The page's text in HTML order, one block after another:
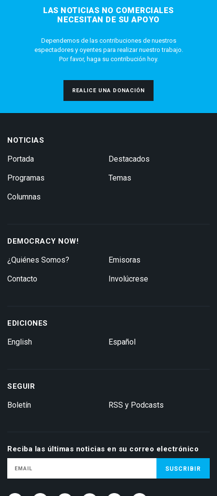
LAS NOTICIAS NO COMERCIALES
NECESITAN DE SU APOYO
Dependemos de las contribuciones de nuestros
espectadores y oyentes para realizar nuestro trabajo.
Por favor, haga su contribución hoy.
REALICE UNA DONACIÓN
NOTICIAS
Portada
Programas
Columnas
Destacados
Temas
DEMOCRACY NOW!
¿Quiénes Somos?
Contacto
Emisoras
Involúcrese
EDICIONES
English Español
SEGUIR
Boletín RSS y Podcasts
Reciba las últimas noticias en su correo electrónico